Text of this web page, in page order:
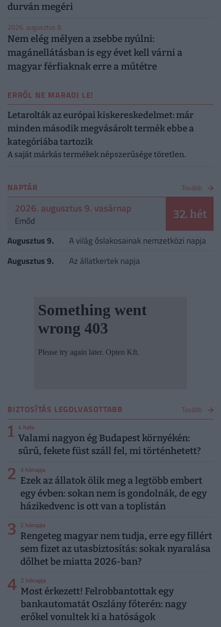
durván megéri
2026. augusztus 8.
Nem elég mélyen a zsebbe nyúlni:
magánellátásban is egy évet kell várni a
magyar férfiaknak erre a műtétre
ERRŐL NE MARADJ LE!
Letarolták az európai kiskereskedelmet: már
minden második megvásárolt termék ebbe a
kategóriába tartozik
A saját márkás termékek népszerűsége töretlen.
NAPTÁR Tovább
2026. augusztus 9. vasárnap
Emőd 32. hét
Augusztus 9.
A világ őslakosainak nemzetközi napja
Augusztus 9.
Az állatkertek napja
BIZTOSÍTÁS LEGOLVASOTTABB Tovább
1 4 hete
Valami nagyon ég Budapest környékén:
sűrű, fekete füst száll fel, mi történhetett?
2 3 hónapja
Ezek az állatok ölik meg a legtöbb embert
egy évben: sokan nem is gondolnák, de egy
házikedvenc is ott van a toplistán
3 2 hónapja
Rengeteg magyar nem tudja, erre egy fillért
sem fizet az utasbiztosítás: sokak nyaralása
dőlhet be miatta 2026-ban?
4 2 hónapja
Most érkezett! Felrobbantottak egy
bankautomatát Oszlány főterén: nagy
erőkel vonultek ki a hatóságok